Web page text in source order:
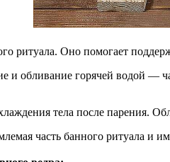
ритуала. Оно помогает
и обливание горячей водой —
тела после парения.
часть банного ритуала и